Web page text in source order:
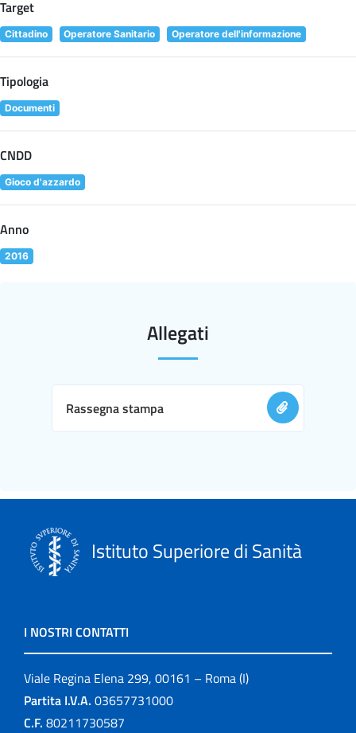
Target
Cittadino Operatore Sanitario Operatore dell'informazione
Tipologia
Documenti
CNDD
Gioco d'azzardo
Anno
2016
Allegati
Rassegna stampa
Istituto Superiore di Sanità
I NOSTRI CONTATTI
Viale Regina Elena 299, 00161 – Roma (I)
Partita I.V.A. 03657731000
C.F. 80211730587